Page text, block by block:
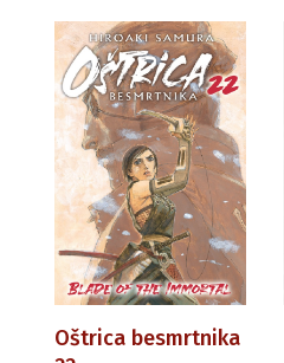
Oštrica besmrtnika